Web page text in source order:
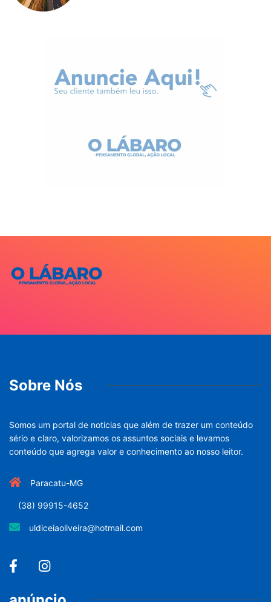
Sobre Nós
Somos um portal de noticias que além de trazer um conteúdo
sério e claro, valorizamos os assuntos sociais e levamos
conteúdo que agrega valor e conhecimento ao nosso leitor.
Paracatu-MG
(38) 99915-4652
uldiceiaoliveira@hotmail.com